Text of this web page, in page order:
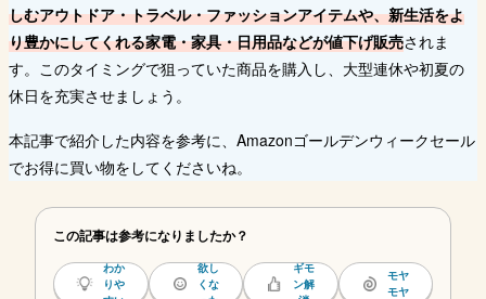
しむアウトドア・トラベル・ファッションアイテムや、新生活をよ
り豊かにしてくれる家電・家具・日用品などが値下げ販売されま
す。このタイミングで狙っていた商品を購入し、大型連休や初夏の
休日を充実させましょう。
本記事で紹介した内容を参考に、Amazonゴールデンウィークセール
でお得に買い物をしてくださいね。
この記事は参考になりましたか？
わか
りや
欲し
くな
ギモ
ン解
モヤ
モヤ